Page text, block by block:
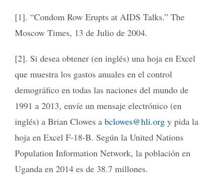
[1]. “Condom Row Erupts at AIDS Talks.” The
Moscow Times, 13 de Julio de 2004.
[2]. Si desea obtener (en inglés) una hoja en Excel
que muestra los gastos anuales en el control
demográfico en todas las naciones del mundo de
1991 a 2013, envíe un mensaje electrónico (en
inglés) a Brian Clowes a bclowes@hli.org y pida la
hoja en Excel F-18-B. Según la United Nations
Population Information Network, la población en
Uganda en 2014 es de 38.7 millones.